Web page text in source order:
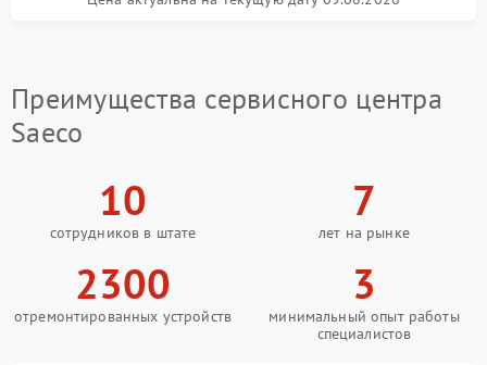
Преимущества сервисного центра
Saeco
10
сотрудников в штате
7
лет на рынке
2300
отремонтированных устройств
3
минимальный опыт работы
специалистов